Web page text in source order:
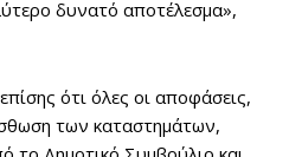
δυνατό αποτέλεσμα»,
ότι όλες οι αποφάσεις,
των καταστημάτων,